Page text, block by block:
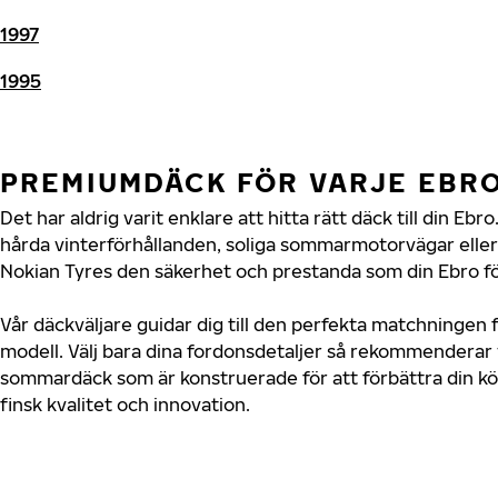
1997
1995
PREMIUMDÄCK FÖR VARJE
Det har aldrig varit enklare att hitta rätt däck till din
hårda vinterförhållanden, soliga sommarmotorvägar
Nokian Tyres den säkerhet och prestanda som din Ebro
Vår däckväljare guidar dig till den perfekta matchningen
modell. Välj bara dina fordonsdetaljer så
sommardäck som är konstruerade för att förbättra din
finsk kvalitet och innovation.